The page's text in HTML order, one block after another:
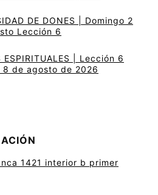
DE DONES | Domingo 2
Lección 6
ESPIRITUALES | Lección 6
8 de agosto de 2026
1421 interior b primer